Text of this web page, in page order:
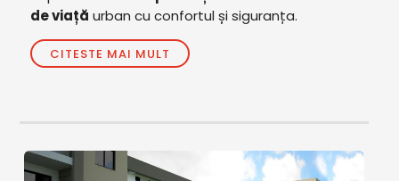
de viață urban cu confortul și siguranța.
CITESTE MAI MULT